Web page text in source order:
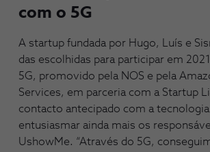
com o 5G
A startup fundada por Hugo, Luís e
das escolhidas para participar em
5G, promovido pela NOS e pela
Services, em parceria com a Startup
contacto antecipado com a
entusiasmar ainda mais os
UshowMe. “Através do 5G,